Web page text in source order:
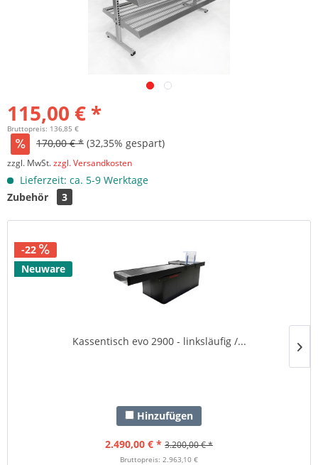
115,00 € *
Bruttopreis: 136,85 €
170,00 € * (32,35% gespart)
zzgl. MwSt.zzgl. Versandkosten
Lieferzeit: ca. 5-9 Werktage
Zubehör
3
-22
Neuware
Kassentisch evo 2900 - linksläufig /...
Hinzufügen
2.490,00 € * 3.200,00 € *
Bruttopreis: 2.963,10 €